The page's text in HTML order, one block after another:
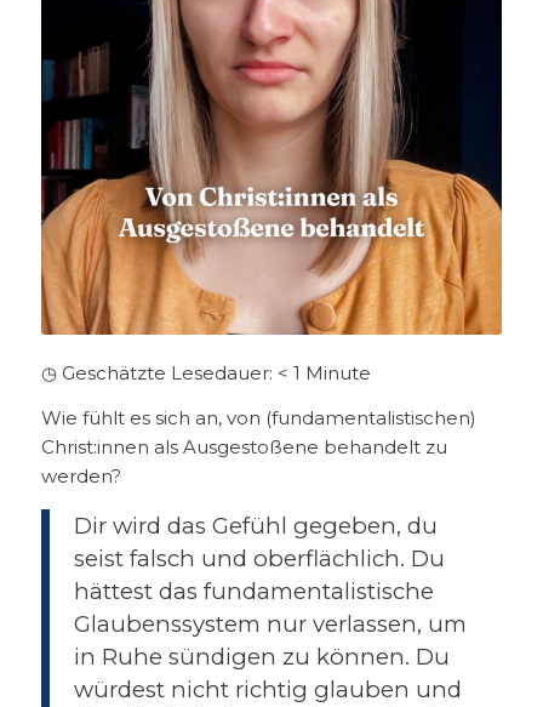
◷ Geschätzte Lesedauer: < 1 Minute
Wie fühlt es sich an, von (fundamentalistischen)
Christ:innen als Ausgestoßene behandelt zu
werden?
Dir wird das Gefühl gegeben, du
seist falsch und oberflächlich. Du
hättest das fundamentalistische
Glaubenssystem nur verlassen, um
in Ruhe sündigen zu können. Du
würdest nicht richtig glauben und